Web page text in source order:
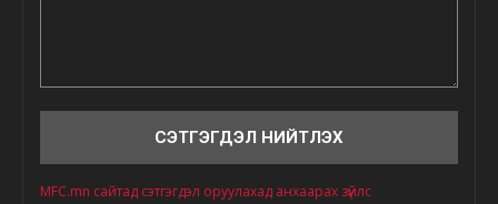
MFC.mn сайтад сэтгэгдэл оруулахад анхаарах зүйлс